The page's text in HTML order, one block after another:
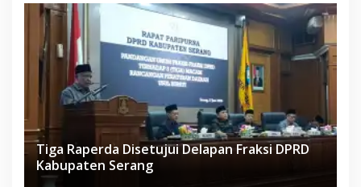
Tiga Raperda Disetujui Delapan Fraksi DPRD
Kabupaten Serang